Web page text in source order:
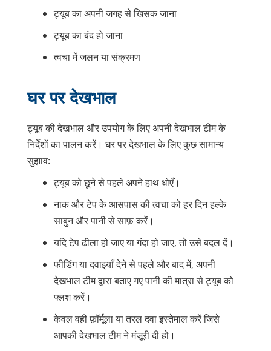
ट्यूब का अपनी जगह से खिसक जाना
ट्यूब का बंद हो जाना
त्वचा में जलन या संक्रमण
घर पर देखभाल
ट्यूब की देखभाल और उपयोग के लिए अपनी देखभाल टीम के
निर्देशों का पालन करें। घर पर देखभाल के लिए कुछ सामान्य
सुझाव:
ट्यूब को छूने से पहले अपने हाथ धोएँ।
नाक और टेप के आसपास की त्वचा को हर दिन हल्के
साबुन और पानी से साफ़ करें।
यदि टेप ढीला हो जाए या गंदा हो जाए, तो उसे बदल दें।
फीडिंग या दवाइयाँ देने से पहले और बाद में, अपनी
देखभाल टीम द्वारा बताए गए पानी की मात्रा से ट्यूब को
फ्लश करें।
केवल वही फ़ॉर्मूला या तरल दवा इस्तेमाल करें जिसे
आपकी देखभाल टीम ने मंज़ूरी दी हो।